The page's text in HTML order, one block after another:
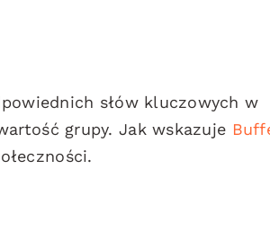
słów kluczowych w
grupy. Jak wskazuje